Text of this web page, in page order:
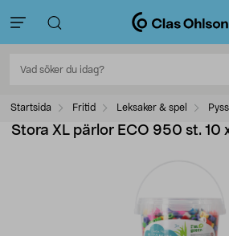
Startsida Fritid Leksaker & spel
Stora XL pärlor ECO 950 st. 10